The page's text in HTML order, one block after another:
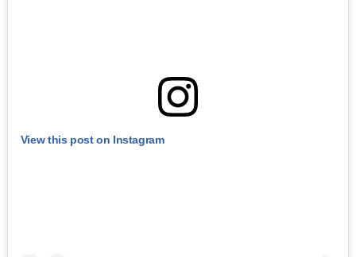
View this post on Instagram